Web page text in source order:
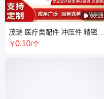
 00:18
茂瑞 医疗类配件 冲压件 精密制
造 严格质检 性能稳定
￥0.10/个